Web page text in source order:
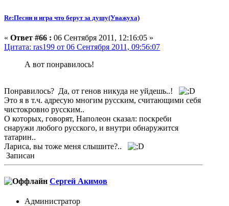
Re:Песни и игра что берут за душу(Уважуха)
« Ответ #66 : 06 Сентября 2011, 12:16:05 »
Цитата: ras199 от 06 Сентября 2011, 09:56:07
А вот понравилось!
Понравилось? Да, от генов никуда не уйдешь..!
Это я в т.ч. адресую многим русским, считающими себя
чистокровно русским..
О которых, говорят, Наполеон сказал: поскреби
снаружи любого русского, и внутри обнаружится
татарин..
Лариса, вы тоже меня слышите?..
Записан
Сергей Акимов
Администратор